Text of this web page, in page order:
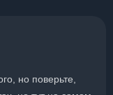
но поверьте,